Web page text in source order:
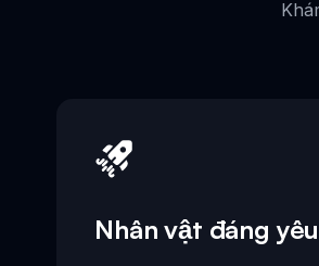
Nhân vật đáng yêu